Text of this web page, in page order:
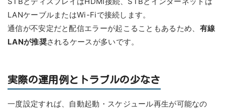
LANケーブルまたはWi-Fiで接続します。
通信が不安定だと配信エラーが起こることもあるため、 有線
LANが推奨されるケースが多いです。
実際の運用例とトラブルの少なさ
一度設定すれば、自動起動・スケジュール再生が可能なの